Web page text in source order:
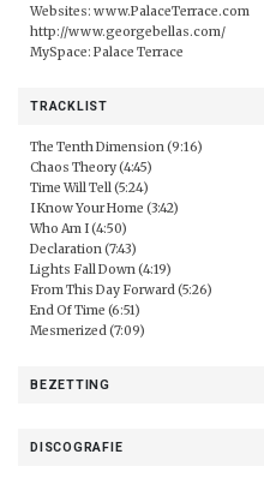
Websites: www.PalaceTerrace.com
http://www.georgebellas.com/
MySpace: Palace Terrace
TRACKLIST
The Tenth Dimension (9:16)
Chaos Theory (4:45)
Time Will Tell (5:24)
I Know Your Home (3:42)
Who Am I (4:50)
Declaration (7:43)
Lights Fall Down (4:19)
From This Day Forward (5:26)
End Of Time (6:51)
Mesmerized (7:09)
BEZETTING
DISCOGRAFIE